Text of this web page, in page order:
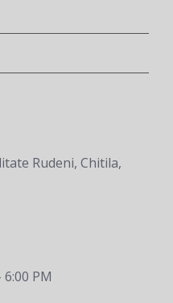
Rudeni, Chitila,
PM